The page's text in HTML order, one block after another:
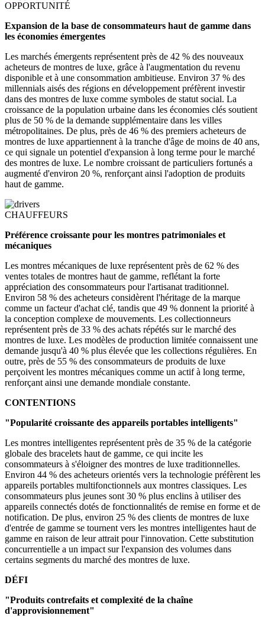
OPPORTUNITÉ
Expansion de la base de consommateurs haut de gamme dans
les économies émergentes
Les marchés émergents représentent près de 42 % des nouveaux
acheteurs de montres de luxe, grâce à l'augmentation du revenu
disponible et à une consommation ambitieuse. Environ 37 % des
millennials aisés des régions en développement préfèrent investir
dans des montres de luxe comme symboles de statut social. La
croissance de la population urbaine dans les économies clés soutient
plus de 50 % de la demande supplémentaire dans les villes
métropolitaines. De plus, près de 46 % des premiers acheteurs de
montres de luxe appartiennent à la tranche d'âge de moins de 40 ans,
ce qui signale un potentiel d'expansion à long terme pour le marché
des montres de luxe. Le nombre croissant de particuliers fortunés a
augmenté d'environ 20 %, renforçant ainsi l'adoption de produits
haut de gamme.
CHAUFFEURS
Préférence croissante pour les montres patrimoniales et
mécaniques
Les montres mécaniques de luxe représentent près de 62 % des
ventes totales de montres haut de gamme, reflétant la forte
appréciation des consommateurs pour l'artisanat traditionnel.
Environ 58 % des acheteurs considèrent l'héritage de la marque
comme un facteur d'achat clé, tandis que 49 % donnent la priorité à
la conception complexe de mouvements. Les collectionneurs
représentent près de 33 % des achats répétés sur le marché des
montres de luxe. Les modèles de production limitée connaissent une
demande jusqu'à 40 % plus élevée que les collections régulières. En
outre, près de 55 % des consommateurs de produits de luxe
perçoivent les montres mécaniques comme un actif à long terme,
renforçant ainsi une demande mondiale constante.
CONTENTIONS
"Popularité croissante des appareils portables intelligents"
Les montres intelligentes représentent près de 35 % de la catégorie
globale des bracelets haut de gamme, ce qui incite les
consommateurs à s'éloigner des montres de luxe traditionnelles.
Environ 44 % des acheteurs orientés vers la technologie préfèrent les
appareils portables multifonctionnels aux montres classiques. Les
consommateurs plus jeunes sont 30 % plus enclins à utiliser des
appareils connectés dotés de fonctionnalités de remise en forme et de
notification. De plus, environ 25 % des clients de montres de luxe
d'entrée de gamme se tournent vers les montres intelligentes haut de
gamme en raison de leur attrait pour l'innovation. Cette substitution
concurrentielle a un impact sur l'expansion des volumes dans
certains segments du marché des montres de luxe.
DÉFI
"Produits contrefaits et complexité de la chaîne
d'approvisionnement"